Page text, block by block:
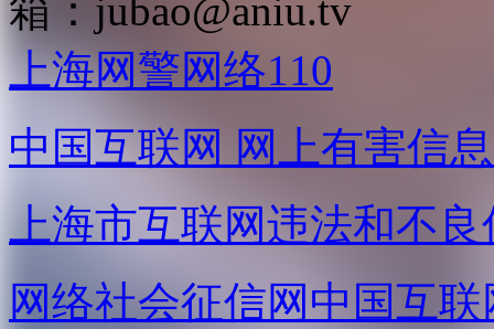
箱： jubao@aniu.tv
上海网警网络110
中国互联网 网上有害信
上海市互联网违法和不
网络社会征信网 中国互